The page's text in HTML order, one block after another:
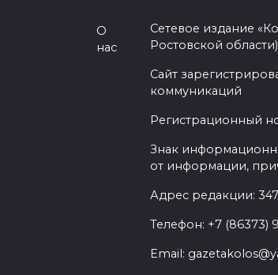
О
нас
Сетевое издание
Ростовской области)
Сайт
коммуникаций
Регистрационный
Знак
от информации,
Адрес редакции:
Телефон: +7 (86373)
Email: